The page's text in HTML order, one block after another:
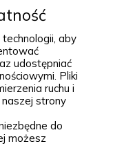
oraz
Za Zieloną Parą
starannością
w naszej
i ciekawsze,
aby
udostępniać
Pliki
ruchu i
strony
do
możesz